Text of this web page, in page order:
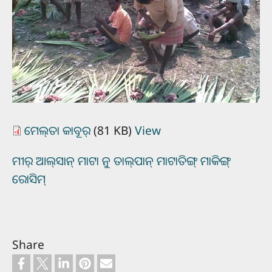
ମେଲ୍‌ତା କାବୂର୍‌(81 KB) View
ମୀର୍‌ ଆଲ୍‌ସାନ୍‌ ମାଟା ନୁ ତାଲ୍‌ପାନ୍‌ ମାଟାତିଙ୍ଗ୍‌ ମାକିଙ୍ଗ୍‌
ରୋସିମ୍‌
Share